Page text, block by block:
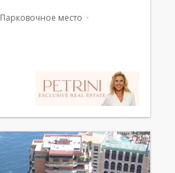
Парковочное место